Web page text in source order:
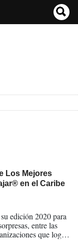
Los Mejores
en el Caribe
edición 2020 para
entre las
que logran